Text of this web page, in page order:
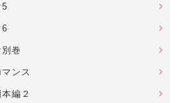
5
6
巻
ンス
編２